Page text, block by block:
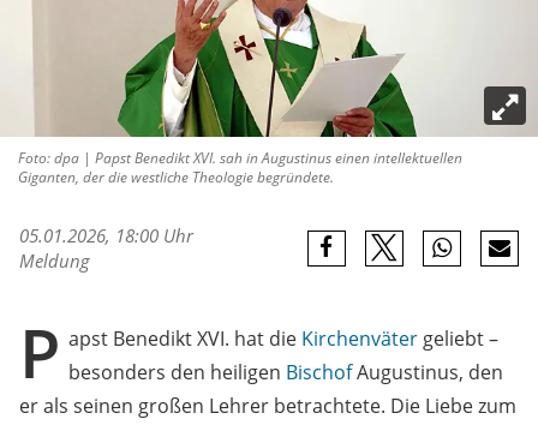
Foto: dpa | Papst Benedikt XVI. sah in Augustinus einen intellektuellen
Giganten, der die westliche Theologie begründete.
05.01.2026, 18:00 Uhr
Meldung
P apst Benedikt XVI. hat die Kirchenväter geliebt –
besonders den heiligen BischofAugustinus, den
er als seinen großen Lehrer betrachtete. Die Liebe zum